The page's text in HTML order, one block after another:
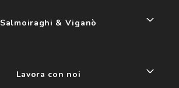
Salmoiraghi & Viganò
Lavora con noi